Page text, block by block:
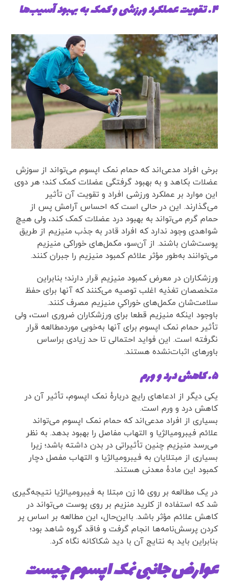
۴. تقویت عملکرد ورزشی و کمک به بهبود آسیب‌ها
برخی افراد مدعی‌اند که حمام نمک اپسوم می‌تواند از سوزش
عضلات بکاهد و به بهبود گرفتگی عضلات کمک کند؛ هر دوی
این موارد بر عملکرد ورزشی افراد و تقویت آن تأثیر
می‌گذارند. این در حالی است که احساس آرامش پس از
حمام گرم می‌تواند به بهبود درد عضلات کمک کند، ولی هیچ
شواهدی وجود ندارد که افراد قادر به جذب منیزیم از طریق
پوست‌شان باشند. از آن‌سو، مکمل‌های خوراکی منیزیم
می‌توانند به‌طور مؤثر علائم کمبود منیزیم را جبران کنند.
ورزشکاران در معرض کمبود منیزیم قرار دارند؛ بنابراین
متخصصان تغذیه اغلب توصیه می‌کنند که آنها برای حفظ
سلامت‌شان مکمل‌های خوراکیِ منیزیم مصرف کنند.
باوجود اینکه منیزیم قطعا برای ورزشکاران ضروری است، ولی
تأثیر حمام نمک اپسوم برای آنها به‌خوبی موردمطالعه قرار
نگرفته است. این فواید احتمالی تا حد زیادی براساس
باورهای اثبات‌نشده هستند.
۵. کاهش درد و ورم
یکی دیگر از ادعاهای رایج دربارهٔ نمک اپسوم، تأثیر آن در
کاهش درد و ورم است.
بسیاری از افراد مدعی‌اند که حمام نمک اپسوم می‌تواند
علائم فیبرومیالژیا و التهاب مفاصل را بهبود بدهد. به‌ نظر
می‌رسد منیزیم چنین تأثیراتی در بدن داشته باشد؛ زیرا
بسیاری از مبتلایان به فیبرومیالژیا و التهاب مفصل دچار
کمبود این مادهٔ معدنی هستند.
در یک مطالعه بر روی ۱۵ زن مبتلا به فیبرومیالژیا نتیجه‌گیری
شد که استفاده از کلرید منزیم بر روی پوست می‌تواند در
کاهش علائم مؤثر باشد. بااین‌حال، این مطالعه بر اساس پر
کردن پرسش‌نامه‌ها انجام گرفت و فاقد گروه شاهد بود؛
بنابراین باید به نتایج آن با دید شکاکانه نگاه کرد.
عوارض جانبی نمک اپسوم چیست